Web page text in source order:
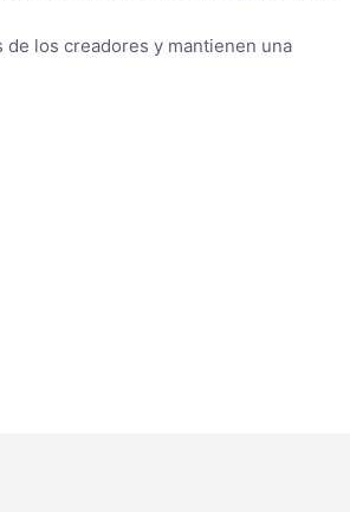
los creadores y mantienen una